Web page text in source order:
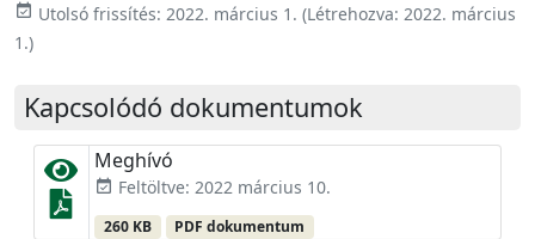
event_available Utolsó frissítés: 2022. március 1. (Létrehozva: 2022. március
1.)
Kapcsolódó dokumentumok
Meghívó
event_available Feltöltve: 2022 március 10.
260 KB PDF dokumentum